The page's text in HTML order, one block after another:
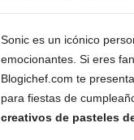
Sonic es un icónico
emocionantes. Si eres
Blogichef.com te
para fiestas de
creativos de pasteles